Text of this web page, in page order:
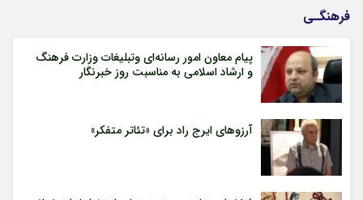
فرهنگـی
پیام معاون امور رسانه‌ای وتبلیغات وزارت فرهنگ
و ارشاد اسلامی به مناسبت روز خبرنگار
آرزوهای ایرج راد برای «تئاتر متفکر»